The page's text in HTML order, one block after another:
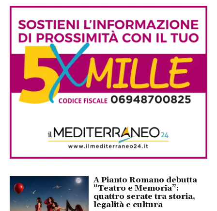
A Pianto Romano debutta
“Teatro e Memoria”:
quattro serate tra storia,
legalità e cultura